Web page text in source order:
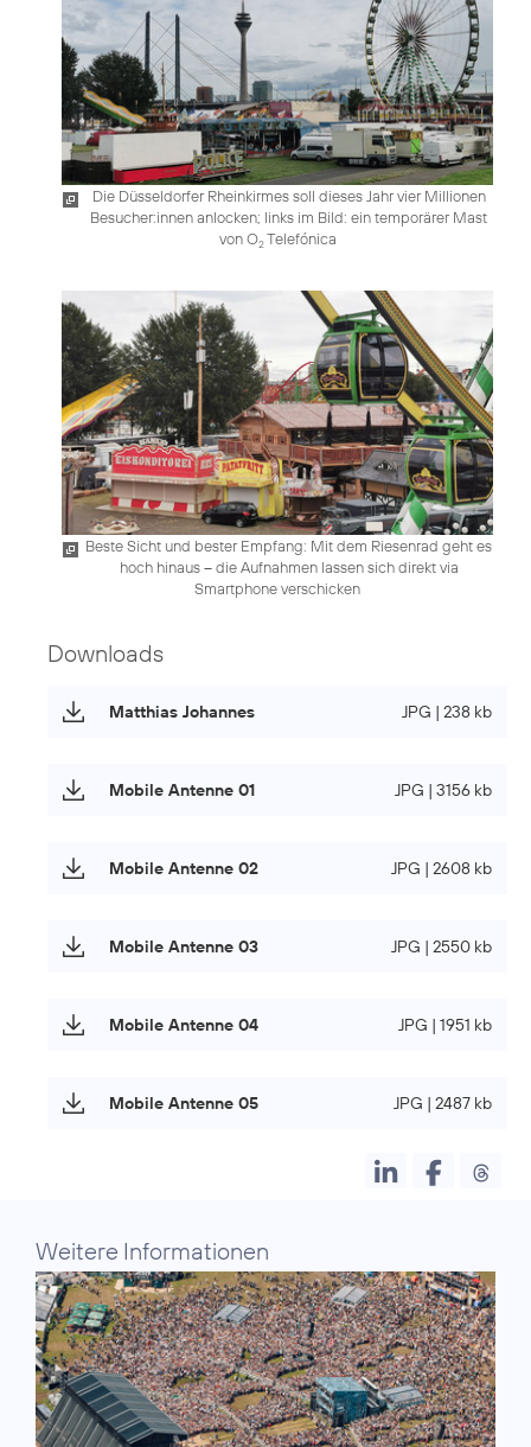
Die Düsseldorfer Rheinkirmes soll dieses Jahr vier Millionen
Besucher:innen anlocken; links im Bild: ein temporärer Mast
von O2Telefónica
Beste Sicht und bester Empfang: Mit dem Riesenrad geht es
hoch hinaus – die Aufnahmen lassen sich direkt via
Smartphone verschicken
Downloads
Matthias Johannes JPG | 238 kb
Mobile Antenne 01 JPG | 3156 kb
Mobile Antenne 02 JPG | 2608 kb
Mobile Antenne 03 JPG | 2550 kb
Mobile Antenne 04 JPG | 1951 kb
Mobile Antenne 05 JPG | 2487 kb
Weitere Informationen